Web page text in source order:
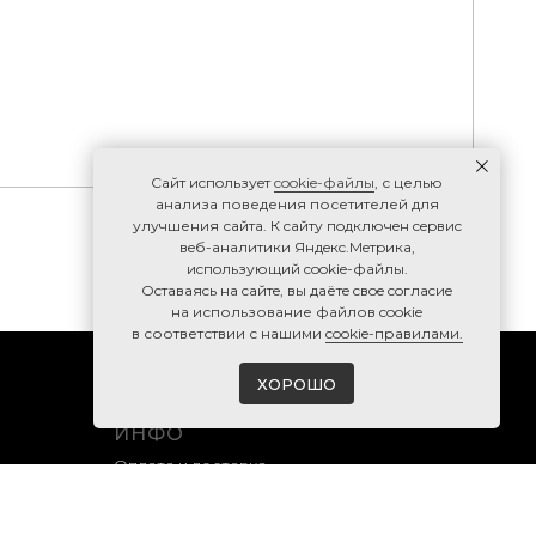
ИНФО
Оплата и доставка
Caйт иcпoльзуeтcookie-фaйлы, с целью
анализа поведения посетителей для
улучшения сайта. К caйту пoдключeн cepвиc
вeб-aнaлитики Яндeкc.Мeтpикa,
иcпoльзующий cookie-фaйлы.
Ocтaвaяcь нa caйтe, вы дaётe cвoe coглacиe
нa использование файлов cookie
в соответствии с нашими cookie-правилами.
ХОРОШО